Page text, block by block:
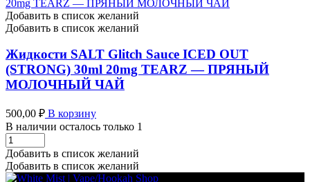
Strike
(STRONG)
30ml
20mg
PEACH
SHAKE
-
ПЕРСИКОВЫЙ
ШЕЙК
количество
Добавить в список желаний
Добавить в список желаний
Жидкости SALT Glitch Sauce ICED OUT
(STRONG) 30ml 20mg TEARZ — ПРЯНЫЙ
МОЛОЧНЫЙ ЧАЙ
500,00 ₽ В корзину
В наличии осталось только 1
Жидкости
SALT
Glitch
Sauce
Добавить в список желаний
Добавить в список желаний